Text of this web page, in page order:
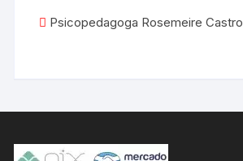
Psicopedagoga Rosemeire Castro